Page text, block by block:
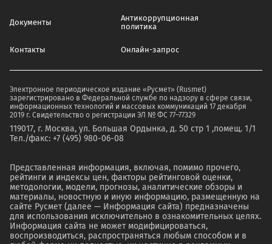
Документы
Антикоррупционная
политика
Контакты Онлайн-запрос
Электронное периодическое издание «Русмет» (Rusmet)
зарегистрировано в Федеральной службе по надзору в сфере связи,
информационных технологий и массовых коммуникаций 17 декабря
2019 г. Свидетельство о регистрации ЭЛ № ФС 77–77329
119017, г. Москва, ул. Большая Ордынка, д. 50 стр 1 ,помещ. 1/1
Тел./факс: +7 (495) 980-06-08
Представленная информация, включая, помимо прочего,
рейтинги и индексы цен, факторы рейтинговой оценки,
методологии, модели, прогнозы, аналитические обзоры и
материалы, новостную и иную информацию, размещенную на
сайте Русмет (далее — Информация сайта) предназначены
для использования исключительно в ознакомительных целях.
Информация сайта не может модифицироваться,
воспроизводиться, распространяться любым способом и в